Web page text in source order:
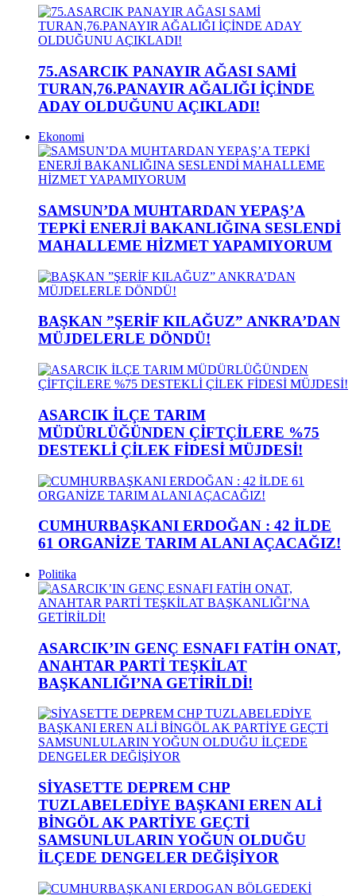
75.ASARCIK PANAYIR AĞASI SAMİ
TURAN,76.PANAYIR AĞALIĞI İÇİNDE
ADAY OLDUĞUNU AÇIKLADI!
Ekonomi
SAMSUN’DA MUHTARDAN YEPAŞ’A
TEPKİ ENERJİ BAKANLIĞINA SESLENDİ
MAHALLEME HİZMET YAPAMIYORUM
BAŞKAN ”ŞERİF KILAĞUZ” ANKRA’DAN
MÜJDELERLE DÖNDÜ!
ASARCIK İLÇE TARIM
MÜDÜRLÜĞÜNDEN ÇİFTÇİLERE %75
DESTEKLİ ÇİLEK FİDESİ MÜJDESİ!
CUMHURBAŞKANI ERDOĞAN : 42 İLDE
61 ORGANİZE TARIM ALANI AÇACAĞIZ!
Politika
ASARCIK’IN GENÇ ESNAFI FATİH ONAT,
ANAHTAR PARTİ TEŞKİLAT
BAŞKANLIĞI’NA GETİRİLDİ!
SİYASETTE DEPREM CHP
TUZLABELEDİYE BAŞKANI EREN ALİ
BİNGÖL AK PARTİYE GEÇTİ
SAMSUNLULARIN YOĞUN OLDUĞU
İLÇEDE DENGELER DEĞİŞİYOR